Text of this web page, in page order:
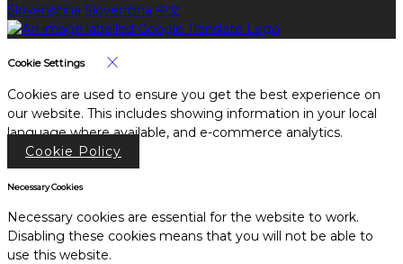
Slovenščina Slovenčina 中文
Cookie Settings
Cookies are used to ensure you get the best experience on
our website. This includes showing information in your local
language where available, and e-commerce analytics.
Cookie Policy
Necessary Cookies
Necessary cookies are essential for the website to work.
Disabling these cookies means that you will not be able to
use this website.